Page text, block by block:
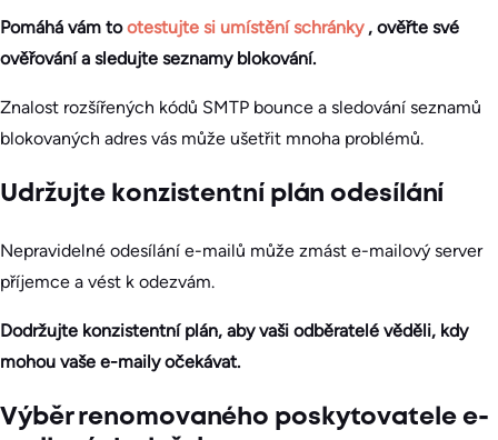
Pomáhá vám tootestujte si umístění schránky , ověřte své
ověřování a sledujte seznamy blokování.
Znalost rozšířených kódů SMTP bounce a sledování seznamů
blokovaných adres vás může ušetřit mnoha problémů.
Udržujte konzistentní plán odesílání
Nepravidelné odesílání e-mailů může zmást e-mailový server
příjemce a vést k odezvám.
Dodržujte konzistentní plán, aby vaši odběratelé věděli, kdy
mohou vaše e-maily očekávat.
Výběr renomovaného poskytovatele e-